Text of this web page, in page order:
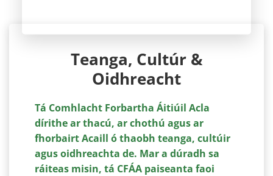
Teanga, Cultúr &
Oidhreacht
Tá Comhlacht Forbartha Áitiúil Acla
dírithe ar thacú, ar chothú agus ar
fhorbairt Acaill ó thaobh teanga, cultúir
agus oidhreachta de. Mar a dúradh sa
ráiteas misin, tá CFÁA paiseanta faoi